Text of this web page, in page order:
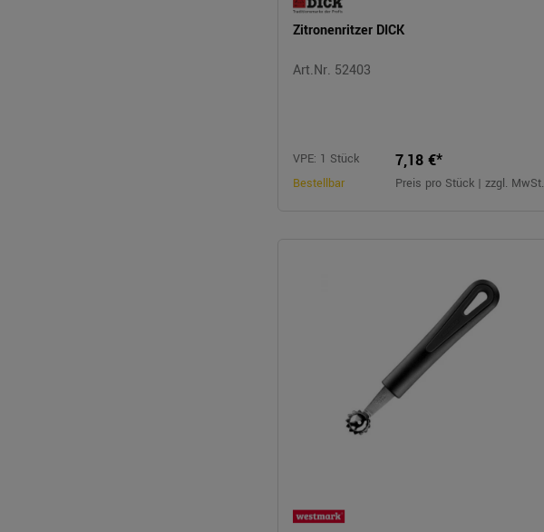
Zitronenritzer DICK
Art.Nr. 52403
VPE: 1 Stück
Bestellbar
7,18 €*
Preis pro Stück | zzgl. MwSt.